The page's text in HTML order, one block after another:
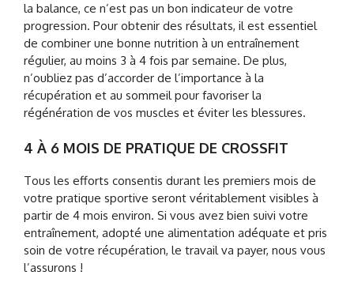
la balance, ce n’est pas un bon indicateur de votre
progression. Pour obtenir des résultats, il est essentiel
de combiner une bonne nutrition à un entraînement
régulier, au moins 3 à 4 fois par semaine. De plus,
n’oubliez pas d’accorder de l’importance à la
récupération et au sommeil pour favoriser la
régénération de vos muscles et éviter les blessures.
4 À 6 MOIS DE PRATIQUE DE CROSSFIT
Tous les efforts consentis durant les premiers mois de
votre pratique sportive seront véritablement visibles à
partir de 4 mois environ. Si vous avez bien suivi votre
entraînement, adopté une alimentation adéquate et pris
soin de votre récupération, le travail va payer, nous vous
l’assurons !